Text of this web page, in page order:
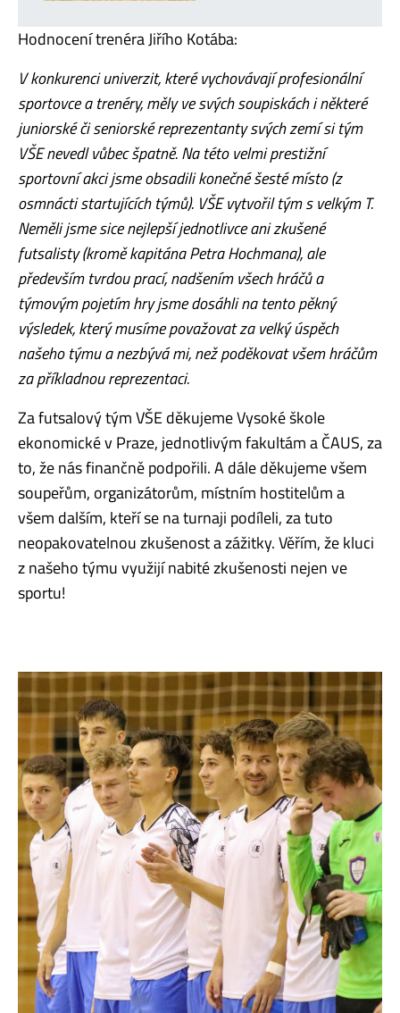
Hodnocení trenéra Jiřího Kotába:
V konkurenci univerzit, které vychovávají profesionální
sportovce a trenéry, měly ve svých soupiskách i některé
juniorské či seniorské reprezentanty svých zemí si tým
VŠE nevedl vůbec špatně. Na této velmi prestižní
sportovní akci jsme obsadili konečné šesté místo (z
osmnácti startujících týmů). VŠE vytvořil tým s velkým T.
Neměli jsme sice nejlepší jednotlivce ani zkušené
futsalisty (kromě kapitána Petra Hochmana), ale
především tvrdou prací, nadšením všech hráčů a
týmovým pojetím hry jsme dosáhli na tento pěkný
výsledek, který musíme považovat za velký úspěch
našeho týmu a nezbývá mi, než poděkovat všem hráčům
za příkladnou reprezentaci.
Za futsalový tým VŠE děkujeme Vysoké škole
ekonomické v Praze, jednotlivým fakultám a ČAUS, za
to, že nás finančně podpořili. A dále děkujeme všem
soupeřům, organizátorům, místním hostitelům a
všem dalším, kteří se na turnaji podíleli, za tuto
neopakovatelnou zkušenost a zážitky. Věřím, že kluci
z našeho týmu využijí nabité zkušenosti nejen ve
sportu!